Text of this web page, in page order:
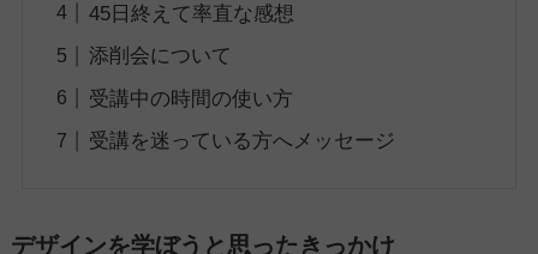
45日終えて率直な感想
添削会について
受講中の時間の使い方
受講を迷っている方へメッセージ
デザインを学ぼうと思ったきっかけ